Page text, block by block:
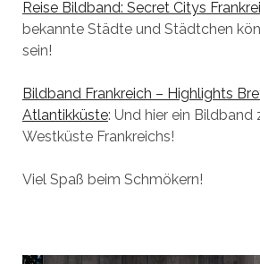
Reise Bildband: Secret Citys
bekannte Städte und Städtchen
sein!
Bildband Frankreich – Highlights
Atlantikküste: Und hier ein Bildband
Westküste Frankreichs!
Viel Spaß beim Schmökern!